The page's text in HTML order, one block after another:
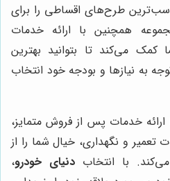
طرح‌های اقساطی را برای
همچنین با ارائه خدمات
می‌کند تا بتوانید بهترین
به نیازها و بودجه خود انتخاب
ارائه خدمات پس از فروش متمایز،
تعمیر و نگهداری، خیال شما را از
با انتخاب دنیای خودرو،